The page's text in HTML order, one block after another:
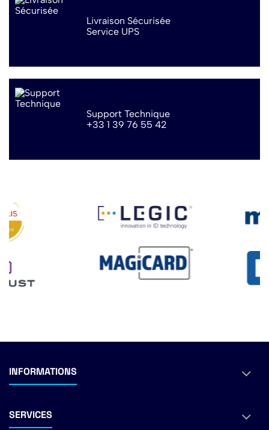
Livraison Sécurisée
Service UPS
Support Technique
+33 1 39 76 55 42
INFORMATIONS
SERVICES